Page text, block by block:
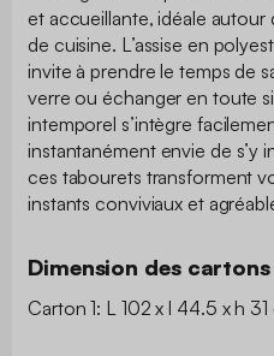
et accueillante, idéale autour
de cuisine. L’assise en
invite à prendre le temps de
verre ou échanger en toute
intemporel s’intègre
instantanément envie de s’y
ces tabourets transforment
instants conviviaux et
Dimension des cartons
Carton 1: L 102 x l 44.5 x h